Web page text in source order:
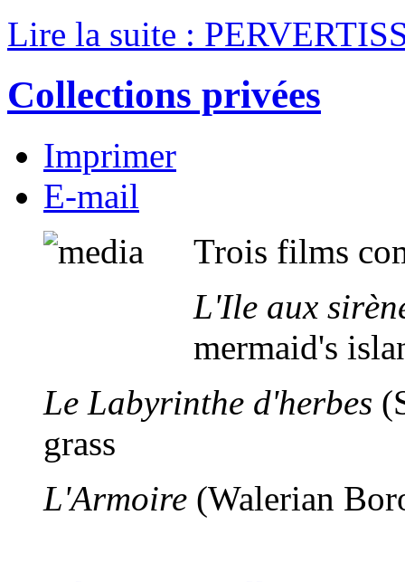
Lire la suite :
Collections privées
Imprimer
E-mail
Trois films
L'Ile aux
mermaid's
Le Labyrinthe d'herbes
grass
L'Armoire (Walerian